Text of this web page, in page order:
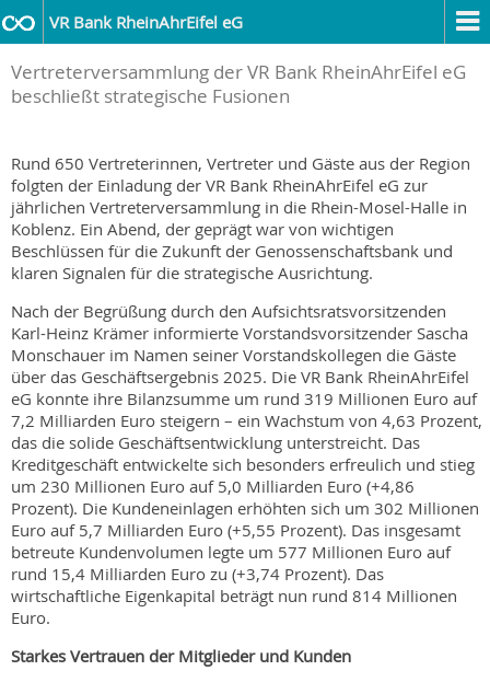
VR Bank RheinAhrEifel eG
Vertreterversammlung der VR Bank RheinAhrEifel eG
beschließt strategische Fusionen
Rund 650 Vertreterinnen, Vertreter und Gäste aus der Region
folgten der Einladung der VR Bank RheinAhrEifel eG zur
jährlichen Vertreterversammlung in die Rhein-Mosel-Halle in
Koblenz. Ein Abend, der geprägt war von wichtigen
Beschlüssen für die Zukunft der Genossenschaftsbank und
klaren Signalen für die strategische Ausrichtung.
Nach der Begrüßung durch den Aufsichtsratsvorsitzenden
Karl-Heinz Krämer informierte Vorstandsvorsitzender Sascha
Monschauer im Namen seiner Vorstandskollegen die Gäste
über das Geschäftsergebnis 2025. Die VR Bank RheinAhrEifel
eG konnte ihre Bilanzsumme um rund 319 Millionen Euro auf
7,2 Milliarden Euro steigern – ein Wachstum von 4,63 Prozent,
das die solide Geschäftsentwicklung unterstreicht. Das
Kreditgeschäft entwickelte sich besonders erfreulich und stieg
um 230 Millionen Euro auf 5,0 Milliarden Euro (+4,86
Prozent). Die Kundeneinlagen erhöhten sich um 302 Millionen
Euro auf 5,7 Milliarden Euro (+5,55 Prozent). Das insgesamt
betreute Kundenvolumen legte um 577 Millionen Euro auf
rund 15,4 Milliarden Euro zu (+3,74 Prozent). Das
wirtschaftliche Eigenkapital beträgt nun rund 814 Millionen
Euro.
Starkes Vertrauen der Mitglieder und Kunden